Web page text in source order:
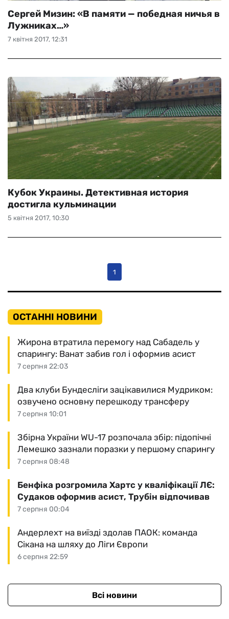
7 квітня 2017, 12:31
Сергей Мизин: «В памяти — победная ничья в
Лужниках…»
5 квітня 2017, 10:30
Кубок Украины. Детективная история
достигла кульминации
1
ОСТАННІ НОВИНИ
7 серпня 22:03
Жирона втратила перемогу над Сабадель у
спарингу: Ванат забив гол і оформив асист
7 серпня 10:01
Два клуби Бундесліги зацікавилися Мудриком:
озвучено основну перешкоду трансферу
7 серпня 08:48
Збірна України WU-17 розпочала збір: підопічні
Лемешко зазнали поразки у першому спарингу
7 серпня 00:04
Бенфіка розгромила Хартс у кваліфікації ЛЄ:
Судаков оформив асист, Трубін відпочивав
6 серпня 22:59
Андерлехт на виїзді здолав ПАОК: команда
Сікана на шляху до Ліги Європи
Всі новини